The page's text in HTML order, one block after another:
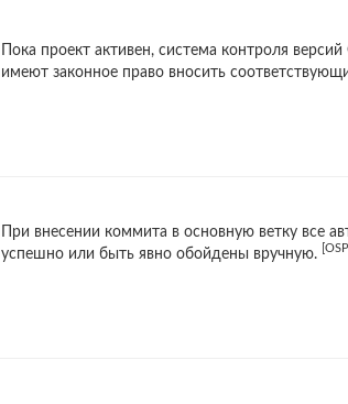
Пока проект активен, система контроля
имеют законное право вносить
При внесении коммита в основную ветку все
успешно или быть явно обойдены вручную.